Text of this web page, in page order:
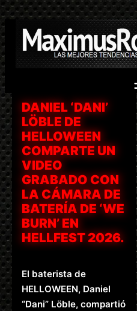
Saltar
al
contenido
DANIEL ‘DANI’
LÖBLE DE
HELLOWEEN
COMPARTE UN
VIDEO
GRABADO CON
LA CÁMARA DE
BATERÍA DE ‘WE
BURN’ EN
HELLFEST 2026.
El baterista de
HELLOWEEN, Daniel
“Dani” Löble, compartió